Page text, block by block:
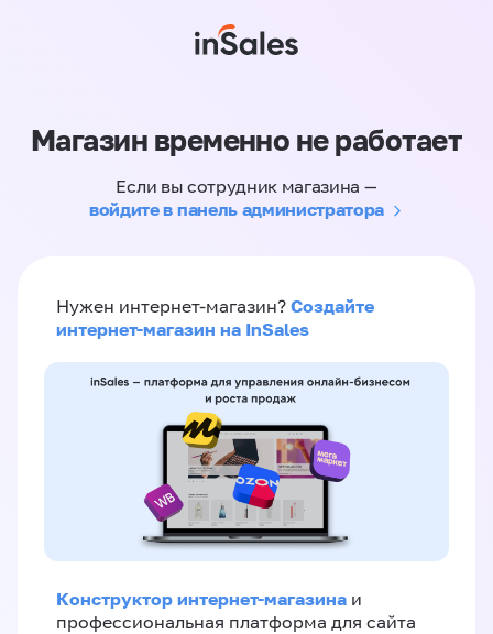
Магазин временно не работает
Если вы сотрудник магазина —
войдите в панель администратора
Нужен интернет-магазин? Создайте
интернет-магазин на InSales
Конструктор интернет-магазина и
профессиональная платформа для сайта